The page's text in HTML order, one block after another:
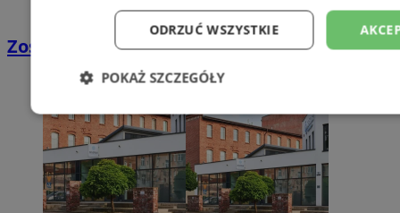
Zostań kierowcą w DPD
ODRZUĆ WSZYSTKIE
POKAŻ SZCZEGÓŁY
Niezbędne Wydajność
Niesklasyfikowane